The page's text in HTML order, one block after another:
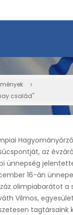
család"
az
ünnepség
16-án
olimpiabarátot a
Vilmos,
tagtársaink